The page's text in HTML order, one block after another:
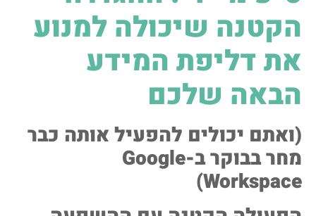
הקטנה שיכולה למנוע
את דליפת המידע
הבאה שלכם
(ואתם יכולים להפעיל אותה כבר
מחר בבוקר ב-Google
Workspace)